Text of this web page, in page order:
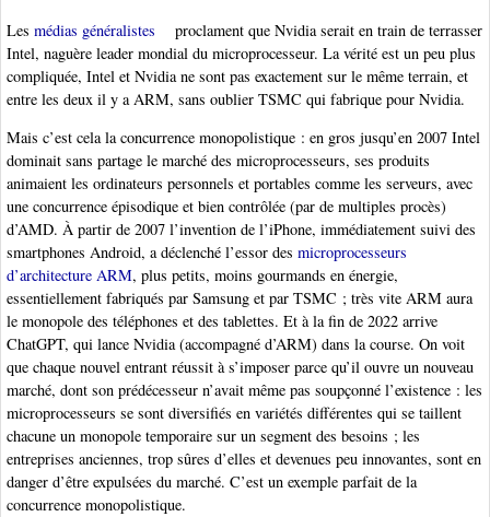
Les médias généralistes
proclament que Nvidia serait en train de terrasser
Intel, naguère leader mondial du microprocesseur. La vérité est un peu plus
compliquée, Intel et Nvidia ne sont pas exactement sur le même terrain, et
entre les deux il y a ARM, sans oublier TSMC qui fabrique pour Nvidia.
Mais c’est cela la concurrence monopolistique : en gros jusqu’en 2007 Intel
dominait sans partage le marché des microprocesseurs, ses produits
animaient les ordinateurs personnels et portables comme les serveurs, avec
une concurrence épisodique et bien contrôlée (par de multiples procès)
d’AMD. À partir de 2007 l’invention de l’iPhone, immédiatement suivi des
smartphones Android, a déclenché l’essor des microprocesseurs
d’architecture ARM, plus petits, moins gourmands en énergie,
essentiellement fabriqués par Samsung et par TSMC ; très vite ARM aura
le monopole des téléphones et des tablettes. Et à la fin de 2022 arrive
ChatGPT, qui lance Nvidia (accompagné d’ARM) dans la course. On voit
que chaque nouvel entrant réussit à s’imposer parce qu’il ouvre un nouveau
marché, dont son prédécesseur n’avait même pas soupçonné l’existence : les
microprocesseurs se sont diversifiés en variétés différentes qui se taillent
chacune un monopole temporaire sur un segment des besoins ; les
entreprises anciennes, trop sûres d’elles et devenues peu innovantes, sont en
danger d’être expulsées du marché. C’est un exemple parfait de la
concurrence monopolistique.